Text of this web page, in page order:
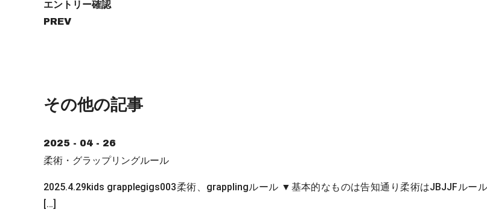
エントリー確認
PREV
その他の記事
2025 - 04 - 26
柔術・グラップリングルール
2025.4.29kids grapplegigs003柔術、grapplingルール ▼基本的なものは告知通り柔術はJBJJFル
[…]